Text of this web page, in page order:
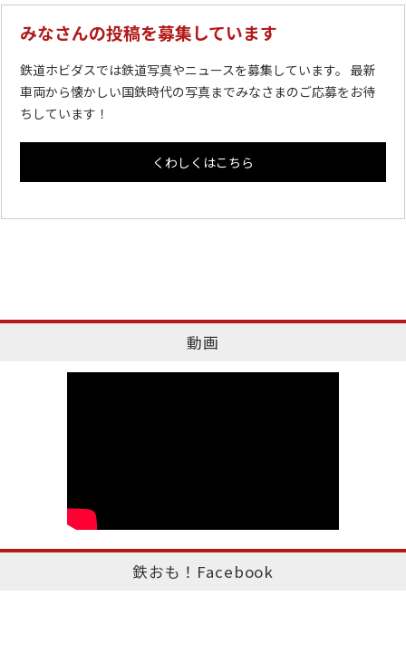
みなさんの投稿を募集しています
鉄道ホビダスでは鉄道写真やニュースを募集しています。 最新
車両から懐かしい国鉄時代の写真までみなさまのご応募をお待
ちしています！
くわしくはこちら
動画
鉄おも！Facebook